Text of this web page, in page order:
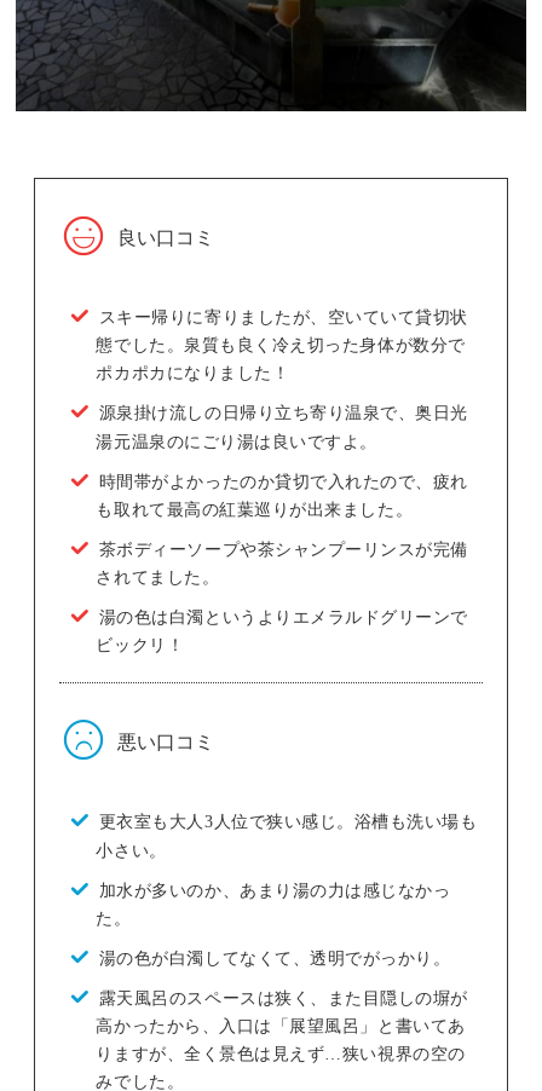
良い口コミ
スキー帰りに寄りましたが、空いていて貸切状
態でした。泉質も良く冷え切った身体が数分で
ポカポカになりました！
源泉掛け流しの日帰り立ち寄り温泉で、奥日光
湯元温泉のにごり湯は良いですよ。
時間帯がよかったのか貸切で入れたので、疲れ
も取れて最高の紅葉巡りが出来ました。
茶ボディーソープや茶シャンプーリンスが完備
されてました。
湯の色は白濁というよりエメラルドグリーンで
ビックリ！
悪い口コミ
更衣室も大人3人位で狭い感じ。浴槽も洗い場も
小さい。
加水が多いのか、あまり湯の力は感じなかっ
た。
湯の色が白濁してなくて、透明でがっかり。
露天風呂のスペースは狭く、また目隠しの塀が
高かったから、入口は「展望風呂」と書いてあ
りますが、全く景色は見えず…狭い視界の空の
みでした。